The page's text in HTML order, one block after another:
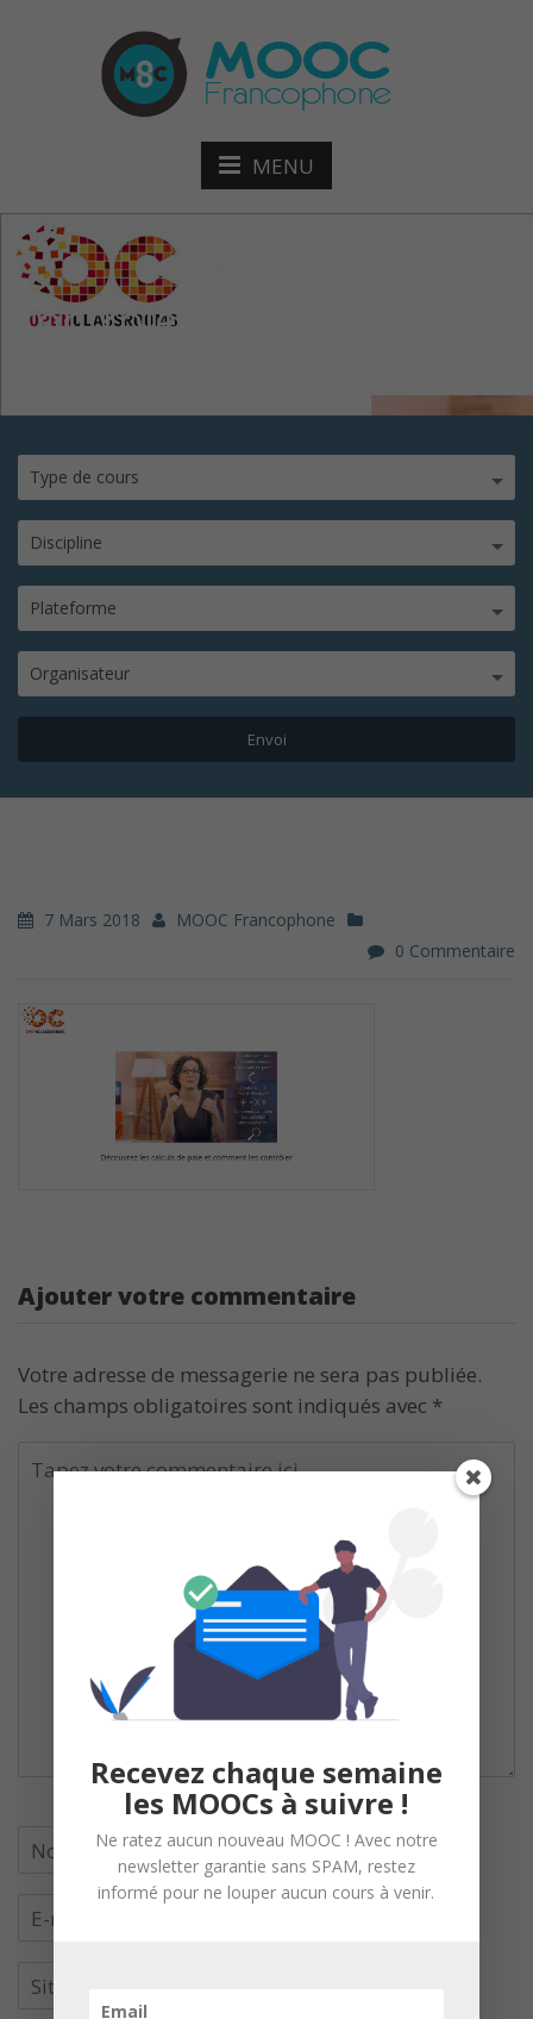
MENU
controler-calculs-de-paie
Type de cours
Discipline
Plateforme
Organisateur
7 Mars 2018
MOOC Francophone
0 Commentaire
Ajouter votre commentaire
Votre adresse de messagerie ne sera pas publiée.
Les champs obligatoires sont indiqués avec *
Recevez chaque semaine
les MOOCs à suivre !
Ne ratez aucun nouveau MOOC ! Avec notre
newsletter garantie sans SPAM, restez
informé pour ne louper aucun cours à venir.